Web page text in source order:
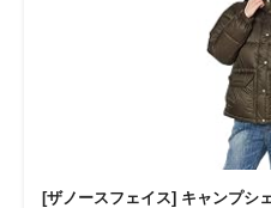
[ザノースフェイス] キャンプシ